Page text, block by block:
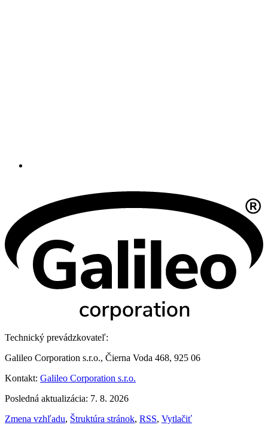
Technický prevádzkovateľ:
Galileo Corporation s.r.o., Čierna Voda 468, 925 06
Kontakt: Galileo Corporation s.r.o.
Posledná aktualizácia: 7. 8. 2026
Zmena vzhľadu, Štruktúra stránok, RSS, Vytlačiť